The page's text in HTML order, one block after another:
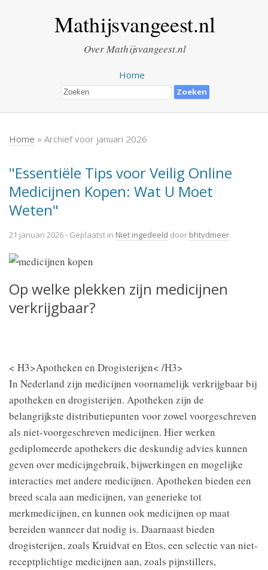
Mathijsvangeest.nl
Over Mathijsvangeest.nl
Home
Home » Archief voor januari 2026
"Essentiële Tips voor Veilig Online
Medicijnen Kopen: Wat U Moet
Weten"
21 januari 2026- Geplaatst in Niet ingedeeld door bhtvdmeer
Op welke plekken zijn medicijnen
verkrijgbaar?
< H3>Apotheken en Drogisterijen< /H3>
In Nederland zijn medicijnen voornamelijk verkrijgbaar bij
apotheken en drogisterijen. Apotheken zijn de
belangrijkste distributiepunten voor zowel voorgeschreven
als niet-voorgeschreven medicijnen. Hier werken
gediplomeerde apothekers die deskundig advies kunnen
geven over medicijngebruik, bijwerkingen en mogelijke
interacties met andere medicijnen. Apotheken bieden een
breed scala aan medicijnen, van generieke tot
merkmedicijnen, en kunnen ook medicijnen op maat
bereiden wanneer dat nodig is. Daarnaast bieden
drogisterijen, zoals Kruidvat en Etos, een selectie van niet-
receptplichtige medicijnen aan, zoals pijnstillers,